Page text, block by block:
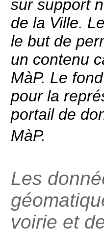
sur support
de la Ville.
le but de
un contenu
MàP. Le
pour la
portail de
MàP.
Les
voirie et